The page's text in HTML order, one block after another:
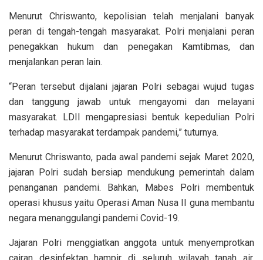
Menurut Chriswanto, kepolisian telah menjalani banyak
peran di tengah-tengah masyarakat. Polri menjalani peran
penegakkan hukum dan penegakan Kamtibmas, dan
menjalankan peran lain.
“Peran tersebut dijalani jajaran Polri sebagai wujud tugas
dan tanggung jawab untuk mengayomi dan melayani
masyarakat. LDII mengapresiasi bentuk kepedulian Polri
terhadap masyarakat terdampak pandemi,” tuturnya.
Menurut Chriswanto, pada awal pandemi sejak Maret 2020,
jajaran Polri sudah bersiap mendukung pemerintah dalam
penanganan pandemi. Bahkan, Mabes Polri membentuk
operasi khusus yaitu Operasi Aman Nusa II guna membantu
negara menanggulangi pandemi Covid-19.
Jajaran Polri menggiatkan anggota untuk menyemprotkan